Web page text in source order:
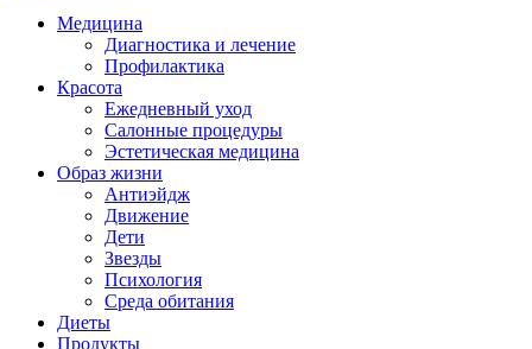
Медицина
Диагностика и лечение
Профилактика
Красота
Ежедневный уход
Салонные процедуры
Эстетическая медицина
Образ жизни
Антиэйдж
Движение
Дети
Звезды
Психология
Среда обитания
Диеты
Продукты